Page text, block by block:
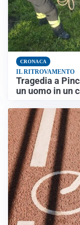
CRONACA
IL RITROVAMENTO
Tragedia a
un uomo in un